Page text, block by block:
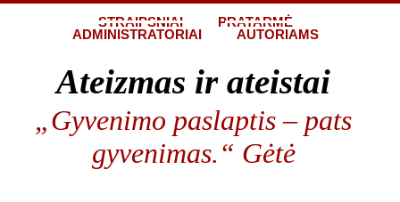
STRAIPSNIAI
PRATARMĖ
ADMINISTRATORIAI
AUTORIAMS
Ateizmas ir ateistai
„Gyvenimo paslaptis – pats
gyvenimas.“ Gėtė